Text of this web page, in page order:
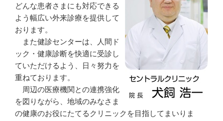
どんな患者さまにも対応できる
よう幅広い外来診療を提供して
おります。
また健診センターは、人間ド
ック・健康診断を快適に受診し
ていただけるよう、日々努力を
重ねております。
周辺の医療機関との連携強化
を図りながら、地域のみなさま
の健康のお役にたてるクリニックを目指してまいりま